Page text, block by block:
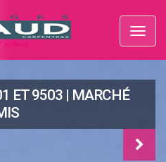
ET 9503 | MARCHÉ